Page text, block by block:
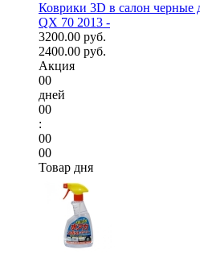
Коврики 3D в салон черные
QX 70 2013 -
3200.00 руб.
2400.00 руб.
Акция
00
дней
00
:
00
00
Товар дня